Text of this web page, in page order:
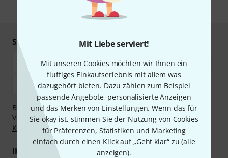
Mit Liebe serviert!
Mit unseren Cookies möchten wir Ihnen ein
fluffiges Einkaufserlebnis mit allem was
dazugehört bieten. Dazu zählen zum Beispiel
passende Angebote, personalisierte Anzeigen
und das Merken von Einstellungen. Wenn das für
Sie okay ist, stimmen Sie der Nutzung von Cookies
für Präferenzen, Statistiken und Marketing
einfach durch einen Klick auf „Geht klar“ zu (alle
anzeigen).
* Pflichtfeld
Sicher einkaufen & bezahlen
Bezahlen Sie vertraulich und sicher per Nachnahme,
Vorkasse, PayPal, Amazon Pay,Klarna Sofort bezahlen,
Klarna Ratenzahlungoder Kreditkarte.
Ihre Vorteile